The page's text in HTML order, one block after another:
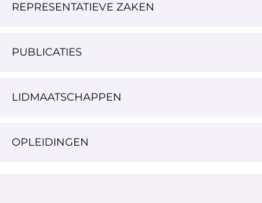
REPRESENTATIEVE ZAKEN
PUBLICATIES
LIDMAATSCHAPPEN
OPLEIDINGEN